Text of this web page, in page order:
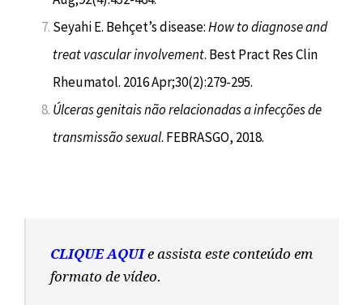
Seyahi E. Behçet’s disease:How to diagnose and
treat vascular involvement. Best Pract Res Clin
Rheumatol. 2016 Apr;30(2):279-295.
Úlceras genitais não relacionadas a infecções de
transmissão sexual. FEBRASGO, 2018.
CLIQUE AQUI e assista este conteúdo em
formato de vídeo.